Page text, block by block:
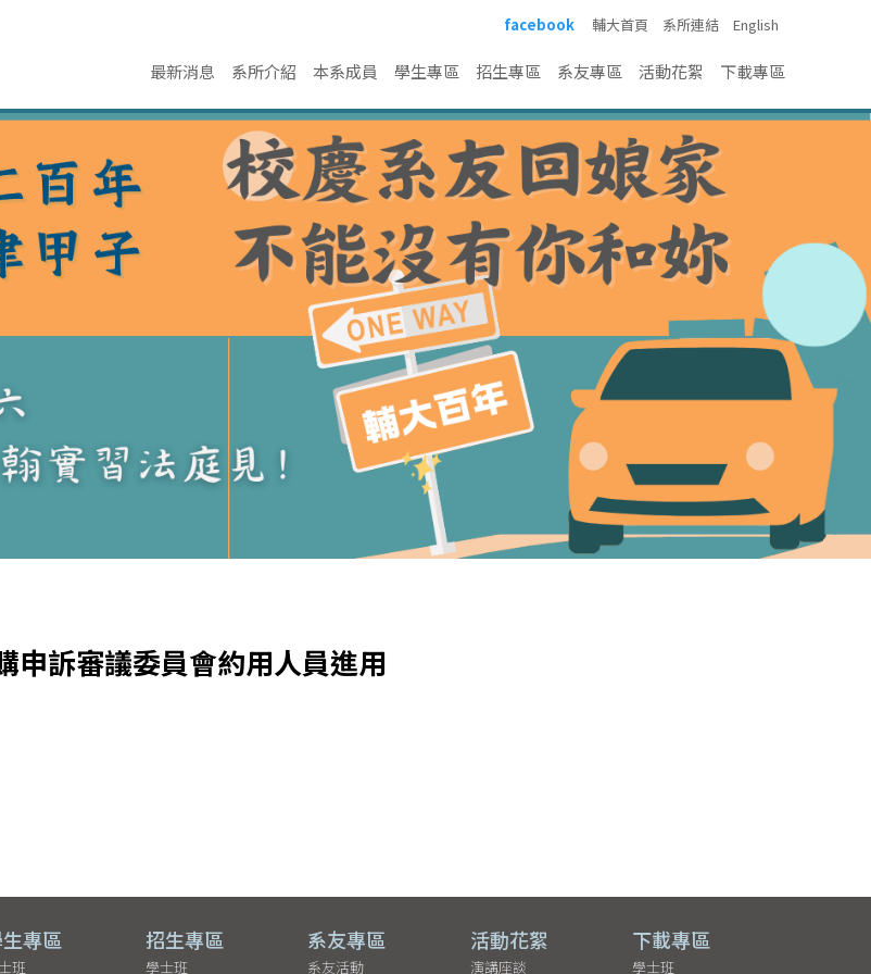
facebook 輔大首頁 系所連結 English
最新消息 系所介紹 本系成員 學生專區 招生專區 系友專區 活動花絮 下載專區
申訴審議委員會約用人員進用
專區
班
招生專區
學士班
系友專區
系友活動
活動花絮
演講座談
下載專區
學士班